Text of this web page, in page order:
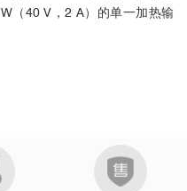
（40 V，2 A）的单一加热输